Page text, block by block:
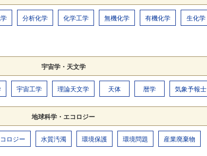
分析化学 化学工学 無機化学 有機化学 生化学
宇宙学・天文学
宇宙工学 理論天文学 天体 暦学 気象予報士
地球科学・エコロジー
ロジー 水質汚濁 環境保護 環境問題 産業廃棄物